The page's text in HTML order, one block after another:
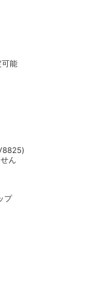
可能
ん
プ